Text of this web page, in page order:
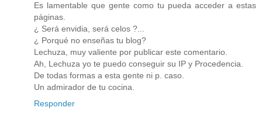
Es lamentable que gente como tu pueda acceder a estas
páginas.
¿ Será envidia, será celos ?...
¿ Porqué no enseñas tu blog?
Lechuza, muy valiente por publicar este comentario.
Ah, Lechuza yo te puedo conseguir su IP y Procedencia.
De todas formas a esta gente ni p. caso.
Un admirador de tu cocina.
Responder